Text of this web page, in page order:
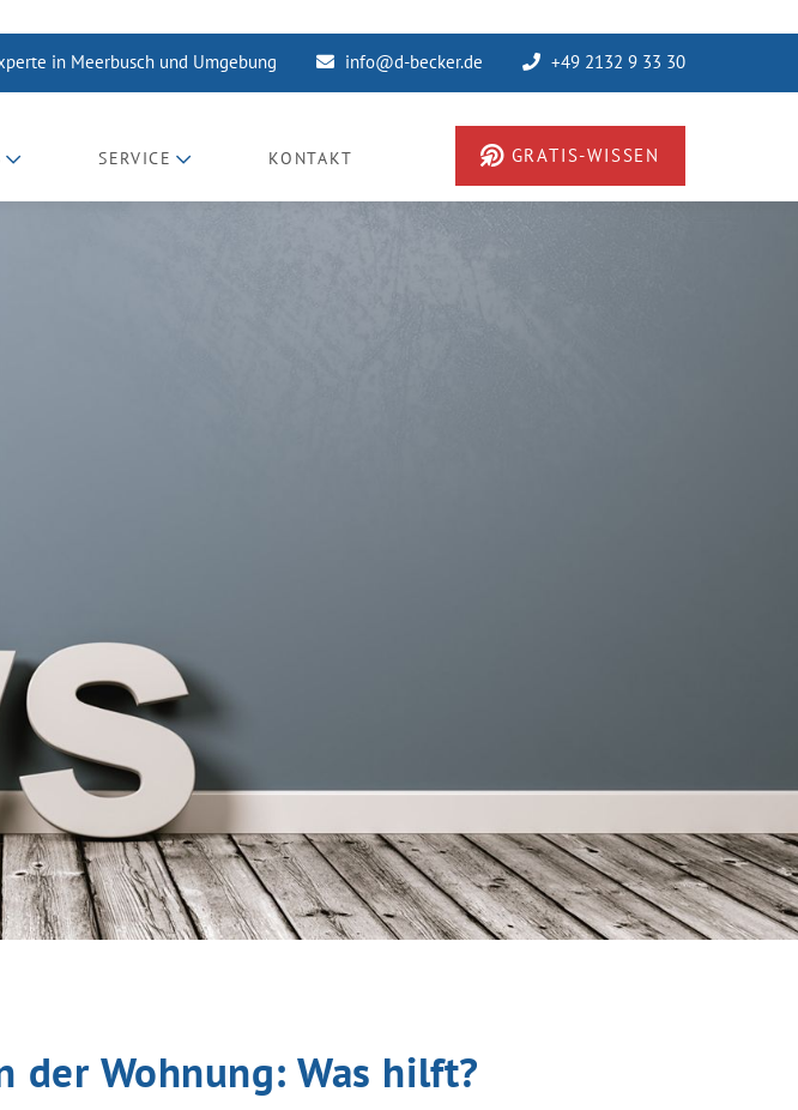
in Meerbusch und Umgebung info@d-becker.de +49 2132 9 33 30
SERVICE KONTAKT GRATIS-WISSEN
der Wohnung: Was hilft?